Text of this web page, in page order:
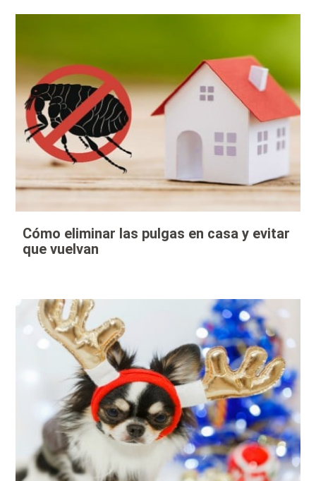
Cómo eliminar las pulgas en casa y evitar
que vuelvan